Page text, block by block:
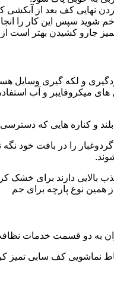
نهایی کف بعد از
شوید سپس این کار را
کشیدن بهتر است از
و لکه گیری وسایل
های میکروفایبر و آب
را در بافت خود
بالایی دارند برای
همین نوع پارچه برای جم
به دو قسمت خدمات
کف سابی تمیز